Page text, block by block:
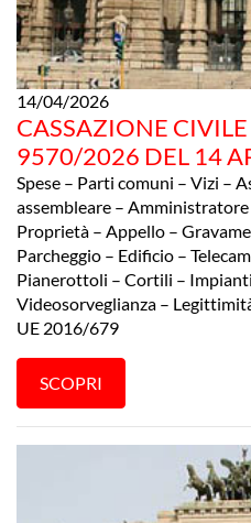
14/04/2026
CASSAZIONE
9570/2026 DEL 14
Spese – Parti comuni – Vizi –
assembleare – Amministratore
Proprietà – Appello –
Parcheggio – Edificio –
Pianerottoli – Cortili –
Videosorveglianza –
UE 2016/679
SCOPRI